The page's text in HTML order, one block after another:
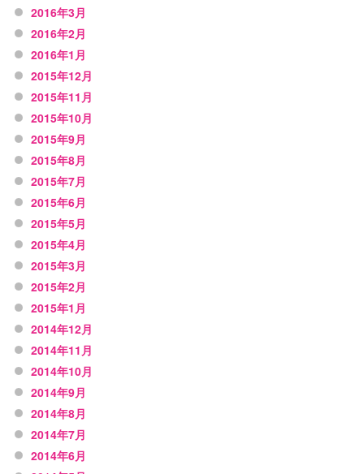
2016年3月
2016年2月
2016年1月
2015年12月
2015年11月
2015年10月
2015年9月
2015年8月
2015年7月
2015年6月
2015年5月
2015年4月
2015年3月
2015年2月
2015年1月
2014年12月
2014年11月
2014年10月
2014年9月
2014年8月
2014年7月
2014年6月